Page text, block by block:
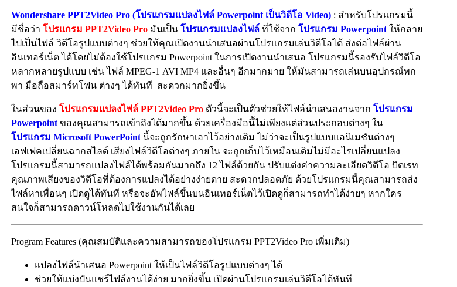
Wondershare PPT2Video Pro (โปรแกรมแปลงไฟล์ Powerpoint เป็นวิดีโอ Video) : สำหรับโปรแกรมนี้
มีชื่อว่า โปรแกรม PPT2Video Pro มันเป็น โปรแกรมแปลงไฟล์ ที่ใช้จาก โปรแกรม Powerpoint ให้กลาย
ไปเป็นไฟล์ วิดีโอรูปแบบต่างๆ ช่วยให้คุณเปิดงานนำเสนอผ่านโปรแกรมเล่นวิดีโอได้ ส่งต่อไฟล์ผ่าน
อินเทอร์เน็ต ได้โดยไม่ต้องใช้โปรแกรม Powerpoint ในการเปิดงานนำเสนอ โปรแกรมนี้รองรับไฟล์วิดีโอ
หลากหลายรูปแบบ เช่น ไฟล์ MPEG-1 AVI MP4 และอื่นๆ อีกมากมาย ให้มันสามารถเล่นบนอุปกรณ์พก
พา มือถือสมาร์ทโฟน ต่างๆ ได้ทันที สะดวกมากยิ่งขึ้น
ในส่วนของ โปรแกรมแปลงไฟล์ PPT2Video Pro ตัวนี้จะเป็นตัวช่วยให้ไฟล์นำเสนองานจาก โปรแกรม
Powerpoint ของคุณสามารถเข้าถึงได้มากขึ้น ด้วยเครื่องมือนี้ไม่เพียงแต่ส่วนประกอบต่างๆ ใน
โปรแกรม Microsoft PowerPoint นี้จะถูกรักษาเอาไว้อย่างเดิม ไม่ว่าจะเป็นรูปแบบแอนิเมชันต่างๆ
เอฟเฟคเปลี่ยนฉากสไลด์ เสียงไฟล์วิดีโอต่างๆ ภายใน จะถูกเก็บไว้เหมือนเดิมไม่มีอะไรเปลี่ยนแปลง
โปรแกรมนี้สามารถแปลงไฟล์ได้พร้อมกันมากถึง 12 ไฟล์ด้วยกัน ปรับแต่งค่าความละเอียดวิดีโอ บิตเรท
คุณภาพเสียงของวิดีโอที่ต้องการแปลงได้อย่างง่ายดาย สะดวกปลอดภัย ด้วยโปรแกรมนี้คุณสามารถส่ง
ไฟล์หาเพื่อนๆ เปิดดูได้ทันที หรือจะอัพไฟล์ขึ้นบนอินเทอร์เน็ตไว้เปิดดูก็สามารถทำได้ง่ายๆ หากใคร
สนใจก็สามารถดาวน์โหลดไปใช้งานกันได้เลย
Program Features (คุณสมบัติและความสามารถของโปรแกรม PPT2Video Pro เพิ่มเติม)
แปลงไฟล์นำเสนอ Powerpoint ให้เป็นไฟล์วิดีโอรูปแบบต่างๆ ได้
ช่วยให้แบ่งปันแชร์ไฟล์งานได้ง่าย มากยิ่งขึ้น เปิดผ่านโปรแกรมเล่นวิดีโอได้ทันที